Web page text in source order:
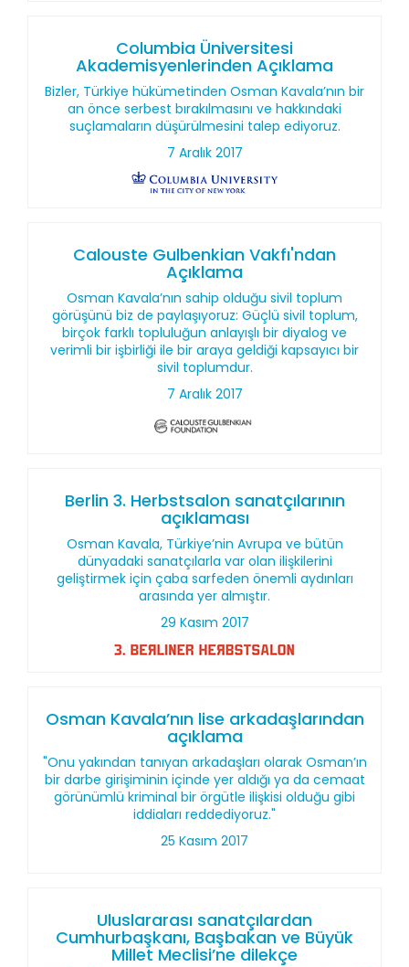
Columbia Üniversitesi
Akademisyenlerinden Açıklama
Bizler, Türkiye hükümetinden Osman Kavala’nın bir
an önce serbest bırakılmasını ve hakkındaki
suçlamaların düşürülmesini talep ediyoruz.
7 Aralık 2017
Calouste Gulbenkian Vakfı'ndan
Açıklama
Osman Kavala’nın sahip olduğu sivil toplum
görüşünü biz de paylaşıyoruz: Güçlü sivil toplum,
birçok farklı topluluğun anlayışlı bir diyalog ve
verimli bir işbirliği ile bir araya geldiği kapsayıcı bir
sivil toplumdur.
7 Aralık 2017
Berlin 3. Herbstsalon sanatçılarının
açıklaması
Osman Kavala, Türkiye’nin Avrupa ve bütün
dünyadaki sanatçılarla var olan ilişkilerini
geliştirmek için çaba sarfeden önemli aydınları
arasında yer almıştır.
29 Kasım 2017
Osman Kavala’nın lise arkadaşlarından
açıklama
"Onu yakından tanıyan arkadaşları olarak Osman’ın
bir darbe girişiminin içinde yer aldığı ya da cemaat
görünümlü kriminal bir örgütle ilişkisi olduğu gibi
iddiaları reddediyoruz."
25 Kasım 2017
Uluslararası sanatçılardan
Cumhurbaşkanı, Başbakan ve Büyük
Millet Meclisi’ne dilekçe